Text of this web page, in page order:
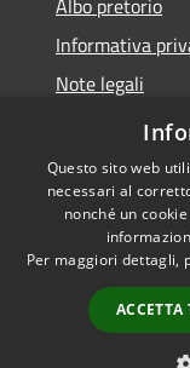
Albo pretorio
Informativa
Note legali
Dichiarazione
Accessibilità
Questo sito web
necessari al
nonché un
Per maggiori dettagli,
ACCETTA